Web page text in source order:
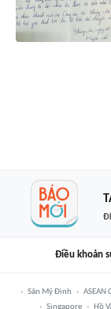
Điều khoản
Sân Mỹ Đình ASEAN
Singapore
Hồ